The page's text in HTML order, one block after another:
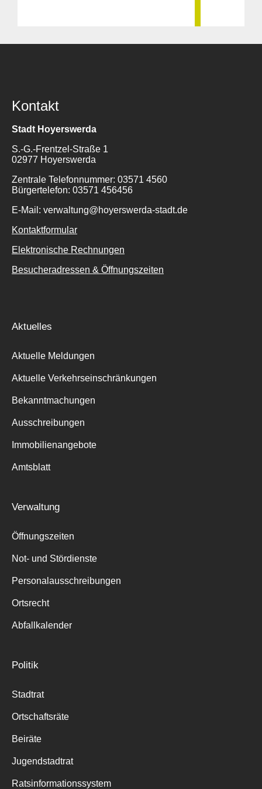
Kontakt
Stadt Hoyerswerda
S.-G.-Frentzel-Straße 1
02977 Hoyerswerda
Zentrale Telefonnummer: 03571 4560
Bürgertelefon: 03571 456456
E-Mail: verwaltung@hoyerswerda-stadt.de
Kontaktformular
Elektronische Rechnungen
Besucheradressen & Öffnungszeiten
Aktuelles
Aktuelle Meldungen
Aktuelle Verkehrseinschränkungen
Bekanntmachungen
Ausschreibungen
Immobilienangebote
Amtsblatt
Verwaltung
Öffnungszeiten
Not- und Stördienste
Personalausschreibungen
Ortsrecht
Abfallkalender
Politik
Stadtrat
Ortschaftsräte
Beiräte
Jugendstadtrat
Ratsinformationssystem